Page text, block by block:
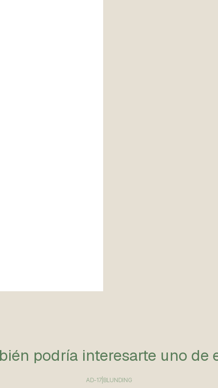
podría interesarte uno de
AD-17 BLUNDING